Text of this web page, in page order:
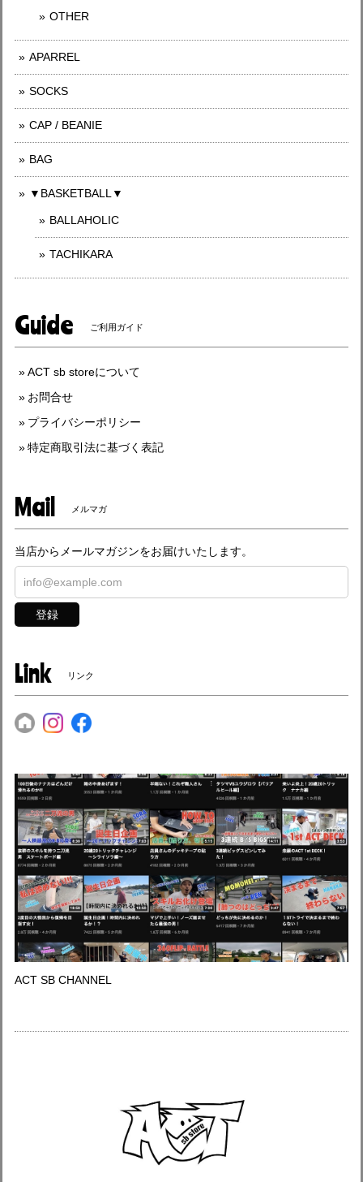
OTHER
APARREL
SOCKS
CAP / BEANIE
BAG
▼BASKETBALL▼
BALLAHOLIC
TACHIKARA
Guide ご利用ガイド
ACT sb storeについて
お問合せ
プライバシーポリシー
特定商取引法に基づく表記
Mail メルマガ
当店からメールマガジンをお届けいたします。
登録
Link リンク
ACT SB CHANNEL